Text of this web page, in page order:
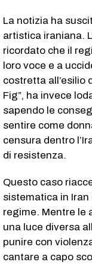
La notizia ha
artistica iraniana.
ricordato che il
loro voce e a
costretta all’esilio
Fig”, ha invece
sapendo le
sentire come
censura dentro
di resistenza.
Questo caso
sistematica in
regime. Mentre le
una luce diversa
punire con
cantare a capo